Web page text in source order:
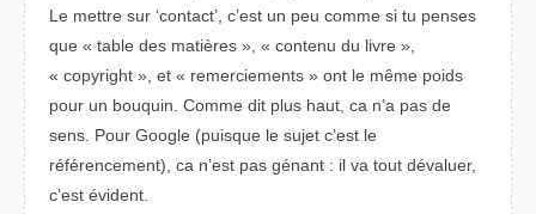
Le mettre sur ‘contact’, c’est un peu comme si tu penses
que « table des matières », « contenu du livre »,
« copyright », et « remerciements » ont le même poids
pour un bouquin. Comme dit plus haut, ca n’a pas de
sens. Pour Google (puisque le sujet c’est le
référencement), ca n’est pas génant : il va tout dévaluer,
c’est évident.